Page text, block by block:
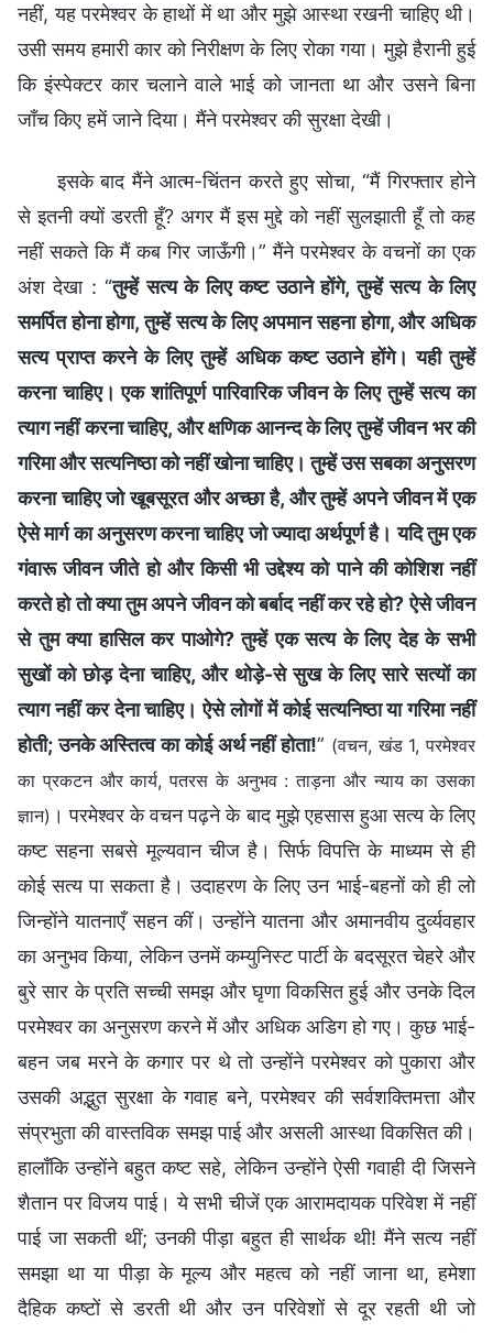
नहीं, यह परमेश्वर के हाथों में था और मुझे आस्था रखनी चाहिए थी।
उसी समय हमारी कार को निरीक्षण के लिए रोका गया। मुझे हैरानी हुई
कि इंस्पेक्टर कार चलाने वाले भाई को जानता था और उसने बिना
जाँच किए हमें जाने दिया। मैंने परमेश्वर की सुरक्षा देखी।
इसके बाद मैंने आत्म-चिंतन करते हुए सोचा, “मैं गिरफ्तार होने
से इतनी क्यों डरती हूँ? अगर मैं इस मुद्दे को नहीं सुलझाती हूँ तो कह
नहीं सकते कि मैं कब गिर जाऊँगी।” मैंने परमेश्वर के वचनों का एक
अंश देखा : “तुम्हें सत्य के लिए कष्ट उठाने होंगे, तुम्हें सत्य के लिए
समर्पित होना होगा, तुम्हें सत्य के लिए अपमान सहना होगा, और अधिक
सत्य प्राप्त करने के लिए तुम्हें अधिक कष्ट उठाने होंगे। यही तुम्हें
करना चाहिए। एक शांतिपूर्ण पारिवारिक जीवन के लिए तुम्हें सत्य का
त्याग नहीं करना चाहिए, और क्षणिक आनन्द के लिए तुम्हें जीवन भर की
गरिमा और सत्यनिष्ठा को नहीं खोना चाहिए। तुम्हें उस सबका अनुसरण
करना चाहिए जो खूबसूरत और अच्छा है, और तुम्हें अपने जीवन में एक
ऐसे मार्ग का अनुसरण करना चाहिए जो ज्यादा अर्थपूर्ण है। यदि तुम एक
गंवारू जीवन जीते हो और किसी भी उद्देश्य को पाने की कोशिश नहीं
करते हो तो क्या तुम अपने जीवन को बर्बाद नहीं कर रहे हो? ऐसे जीवन
से तुम क्या हासिल कर पाओगे? तुम्हें एक सत्य के लिए देह के सभी
सुखों को छोड़ देना चाहिए, और थोड़े-से सुख के लिए सारे सत्यों का
त्याग नहीं कर देना चाहिए। ऐसे लोगों में कोई सत्यनिष्ठा या गरिमा नहीं
होती; उनके अस्तित्व का कोई अर्थ नहीं होता!” (वचन, खंड 1, परमेश्वर
का प्रकटन और कार्य, पतरस के अनुभव : ताड़ना और न्याय का उसका
ज्ञान) । परमेश्वर के वचन पढ़ने के बाद मुझे एहसास हुआ सत्य के लिए
कष्ट सहना सबसे मूल्यवान चीज है। सिर्फ विपत्ति के माध्यम से ही
कोई सत्य पा सकता है। उदाहरण के लिए उन भाई-बहनों को ही लो
जिन्होंने यातनाएँ सहन कीं। उन्होंने यातना और अमानवीय दुर्व्यवहार
का अनुभव किया, लेकिन उनमें कम्युनिस्ट पार्टी के बदसूरत चेहरे और
बुरे सार के प्रति सच्ची समझ और घृणा विकसित हुई और उनके दिल
परमेश्वर का अनुसरण करने में और अधिक अडिग हो गए। कुछ भाई-
बहन जब मरने के कगार पर थे तो उन्होंने परमेश्वर को पुकारा और
उसकी अद्भुत सुरक्षा के गवाह बने, परमेश्वर की सर्वशक्तिमत्ता और
संप्रभुता की वास्तविक समझ पाई और असली आस्था विकसित की।
हालाँकि उन्होंने बहुत कष्ट सहे, लेकिन उन्होंने ऐसी गवाही दी जिसने
शैतान पर विजय पाई। ये सभी चीजें एक आरामदायक परिवेश में नहीं
पाई जा सकती थीं; उनकी पीड़ा बहुत ही सार्थक थी! मैंने सत्य नहीं
समझा था या पीड़ा के मूल्य और महत्व को नहीं जाना था, हमेशा
दैहिक कष्टों से डरती थी और उन परिवेशों से दूर रहती थी जो